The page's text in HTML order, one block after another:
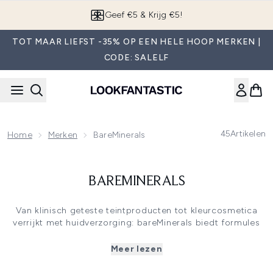
Geef €5 & Krijg €5!
TOT MAAR LIEFST -35% OP EEN HELE HOOP MERKEN |
CODE: SALELF
Home Merken BareMinerals 45Artikelen
BAREMINERALS
Van klinisch geteste teintproducten tot kleurcosmetica
verrijkt met huidverzorging: bareMinerals biedt formules
Bereid de huid voor met een gepersonaliseerde routine uit
Meer lezen